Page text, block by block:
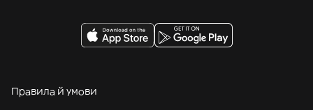
Правила й умови